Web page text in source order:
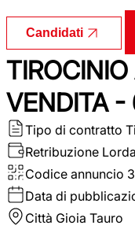
Candidati
VENDITA -
Tipo di contratto
Retribuzione Lorda
Codice annuncio
Data di
Città Gioia Tauro